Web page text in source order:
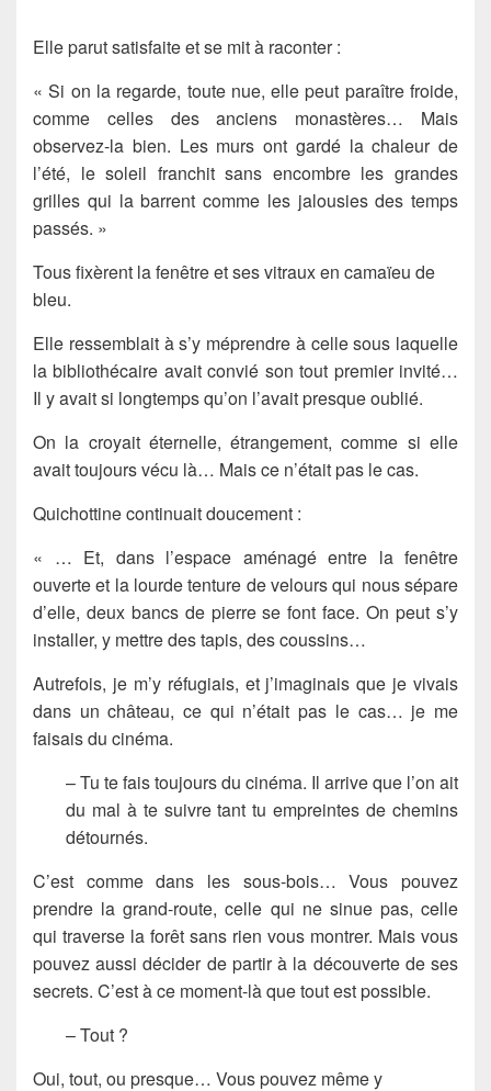
Elle parut satisfaite et se mit à raconter :
« Si on la regarde, toute nue, elle peut paraître froide,
comme celles des anciens monastères… Mais
observez-la bien. Les murs ont gardé la chaleur de
l’été, le soleil franchit sans encombre les grandes
grilles qui la barrent comme les jalousies des temps
passés. »
Tous fixèrent la fenêtre et ses vitraux en camaïeu de
bleu.
Elle ressemblait à s’y méprendre à celle sous laquelle
la bibliothécaire avait convié son tout premier invité…
Il y avait si longtemps qu’on l’avait presque oublié.
On la croyait éternelle, étrangement, comme si elle
avait toujours vécu là… Mais ce n’était pas le cas.
Quichottine continuait doucement :
« … Et, dans l’espace aménagé entre la fenêtre
ouverte et la lourde tenture de velours qui nous sépare
d’elle, deux bancs de pierre se font face. On peut s’y
installer, y mettre des tapis, des coussins…
Autrefois, je m’y réfugiais, et j’imaginais que je vivais
dans un château, ce qui n’était pas le cas… je me
faisais du cinéma.
– Tu te fais toujours du cinéma. Il arrive que l’on ait
du mal à te suivre tant tu empreintes de chemins
détournés.
C’est comme dans les sous-bois… Vous pouvez
prendre la grand-route, celle qui ne sinue pas, celle
qui traverse la forêt sans rien vous montrer. Mais vous
pouvez aussi décider de partir à la découverte de ses
secrets. C’est à ce moment-là que tout est possible.
– Tout ?
Oui, tout, ou presque… Vous pouvez même y